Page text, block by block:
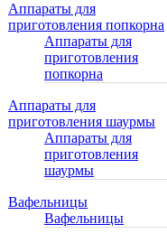
Аппараты для
приготовления попкорна
Аппараты для
приготовления
попкорна
Аппараты для
приготовления шаурмы
Аппараты для
приготовления
шаурмы
Вафельницы
Вафельницы